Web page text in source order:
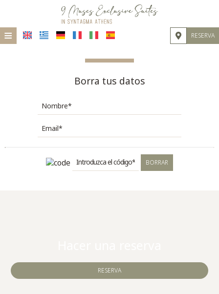
≡ RESERVA
INSTALACIONES
GALERÍA DE FOTOS
Borra tus datos
BORRAR
RESERVA